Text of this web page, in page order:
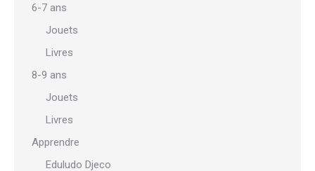
6-7 ans
Jouets
Livres
8-9 ans
Jouets
Livres
Apprendre
Eduludo Djeco